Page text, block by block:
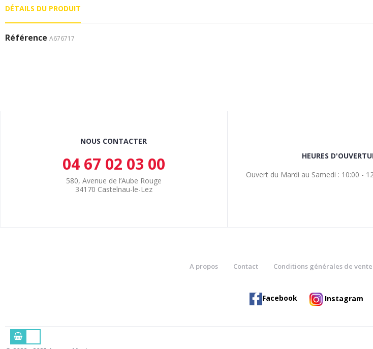
DÉTAILS DU PRODUIT
Référence A676717
NOUS CONTACTER
04 67 02 03 00
580, Avenue de l’Aube Rouge
34170 Castelnau-le-Lez
HEURES
Ouvert du Mardi au Samedi : 10:00 -
A propos Contact Conditions générales de vente
Facebook Instagram